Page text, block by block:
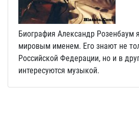
Биография Александр Розенбаум
мировым именем. Его знают не
Российской Федерации, но и в
интересуются музыкой.